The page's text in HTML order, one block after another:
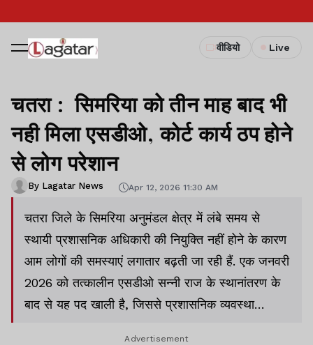
वीडियो Live
चतरा : सिमरिया को तीन माह बाद भी
नही मिला एसडीओ, कोर्ट कार्य ठप होने
से लोग परेशान
By Lagatar News Apr 12, 2026 11:30 AM
चतरा जिले के सिमरिया अनुमंडल क्षेत्र में लंबे समय से
स्थायी प्रशासनिक अधिकारी की नियुक्ति नहीं होने के कारण
आम लोगों की समस्याएं लगातार बढ़ती जा रही हैं. एक जनवरी
2026 को तत्कालीन एसडीओ सन्नी राज के स्थानांतरण के
बाद से यह पद खाली है, जिससे प्रशासनिक व्यवस्था
Advertisement